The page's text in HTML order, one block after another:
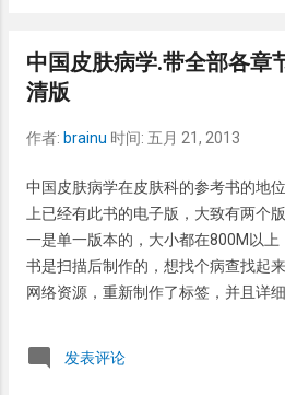
其次，真菌的感染也是引起脚臭的重
一般有“脚气”或“香港脚”的人脚就容易
这种真菌喜欢在人的皮肤上生长，平
的分解人的表皮，产生难闻的味道。
了，出汗就少了，而且即使有轻度的
来。 2、积极的治疗足癣。治疗足癣
或溶液，也有口服的抗真菌药。个人
这种药物不仅可以杀灭真菌，还可以
因此效果挺好。但是选择哪种药物不
人有良效，换一个未必就合适。不管是
常能发现真菌菌丝或真菌孢子，使用
得很好的疗效。而银屑病是一种常见
己发病。但是称其为“牛皮”，可能因
肥厚，表面呈皮革状，好像牛身上的
癣的名字不科学，于是在 1956 年全
致通过以“银屑病”取代“牛皮癣”作为
病是一种慢性疾病，本病的 特征性损
反复出现多层银白色干燥鳞屑 。鳞屑
主要发于头皮和四肢多见。但是全身
中国皮肤病学.带全部各章
清版
作者: brainu 时间: 五月 21, 2013
中国皮肤病学在皮肤科的参考书的地
上已经有此书的电子版，大致有两个
一是单一版本的，大小都在800M以
书是扫描后制作的，想找个病查找起
网络资源，重新制作了标签，并且详
ttp://www.dxy.cn/bbs/thread/
http://www.ctdisk.com/file/17404887
发表评论